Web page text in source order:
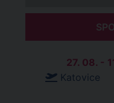
27. 08. -
Katovice